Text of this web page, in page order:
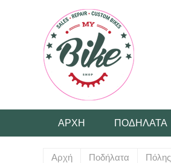
ΑΡΧΉ ΠΟΔΉΛΑΤΑ
Αρχή Ποδήλατα Πόλης